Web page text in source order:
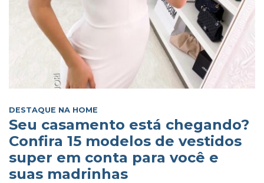
DESTAQUE NA HOME
Seu casamento está chegando?
Confira 15 modelos de vestidos
super em conta para você e
suas madrinhas